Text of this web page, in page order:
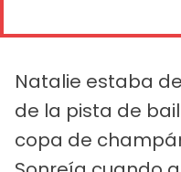
Natalie estaba
de la pista de
copa de